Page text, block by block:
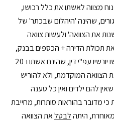
מצווה לאשתו את כלל רכושו,
שהינה 'היהלום שבכתר' של
את הצוואה' ולעשות צוואה
תכולת הדירה + הכספים בבנק,
באופן שדווקא את דירת המגורים יירשו יורשיו עפ"י דין, שהינם אשתו ו-20
הצוואה המוקדמת, ולא להוריש
להם ילדים ואין כל טענה
מדובר בהוראות סותרות, מחייבת
היתהלבטלאת הצוואה